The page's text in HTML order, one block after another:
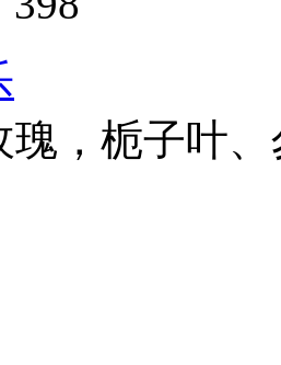
瑰，栀子叶